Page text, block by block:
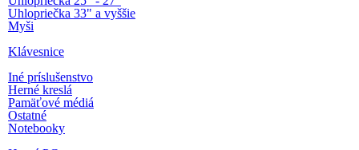
Uhlopriečka 33" a vyššie
Myši
Klávesnice
Iné príslušenstvo
Herné kreslá
Pamäťové médiá
Ostatné
Notebooky